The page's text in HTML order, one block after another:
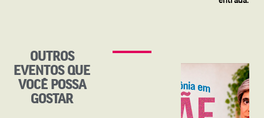
OUTROS
EVENTOS QUE
VOCÊ POSSA
GOSTAR